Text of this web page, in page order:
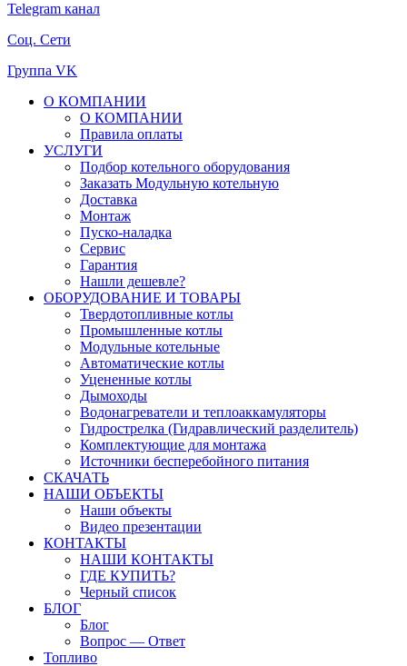
Telegram канал
Соц. Сети
Группа VK
О КОМПАНИИ
О КОМПАНИИ
Правила оплаты
УСЛУГИ
Подбор котельного оборудования
Заказать Модульную котельную
Доставка
Монтаж
Пуско-наладка
Сервис
Гарантия
Нашли дешевле?
ОБОРУДОВАНИЕ И ТОВАРЫ
Твердотопливные котлы
Промышленные котлы
Модульные котельные
Автоматические котлы
Уцененные котлы
Дымоходы
Водонагреватели и теплоаккамуляторы
Гидрострелка (Гидравлический разделитель)
Комплектующие для монтажа
Источники бесперебойного питания
СКАЧАТЬ
НАШИ ОБЪЕКТЫ
Наши объекты
Видео презентации
КОНТАКТЫ
НАШИ КОНТАКТЫ
ГДЕ КУПИТЬ?
Черный список
БЛОГ
Блог
Вопрос — Ответ
Топливо